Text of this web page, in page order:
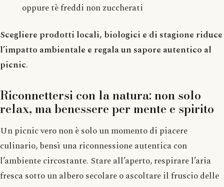
oppure tè freddi non zuccherati
Scegliere prodotti locali, biologici e di stagione riduce
l’impatto ambientale e regala un sapore autentico al
picnic.
Riconnettersi con la natura: non solo
relax, ma benessere per mente e spirito
Un picnic vero non è solo un momento di piacere
culinario, bensì una riconnessione autentica con
l’ambiente circostante. Stare all’aperto, respirare l’aria
fresca sotto un albero secolare o ascoltare il fruscio delle